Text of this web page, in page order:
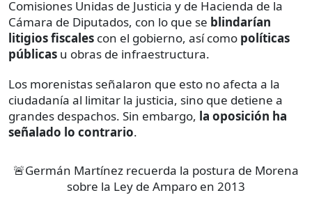
Comisiones Unidas de Justicia y de Hacienda de la
Cámara de Diputados, con lo que se blindarían
litigios fiscales con el gobierno, así como políticas
públicas u obras de infraestructura.
Los morenistas señalaron que esto no afecta a la
ciudadanía al limitar la justicia, sino que detiene a
grandes despachos. Sin embargo, la oposición ha
señalado lo contrario.
🚨Germán Martínez recuerda la postura de Morena
sobre la Ley de Amparo en 2013